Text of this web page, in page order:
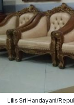
Lilis Sri Handayani/